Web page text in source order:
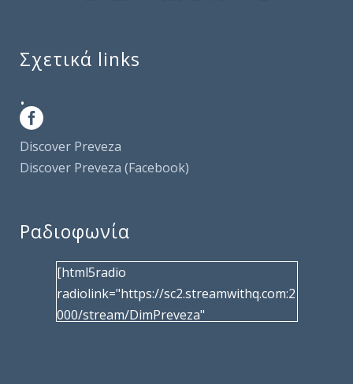
Σχετικά links
.
Discover Preveza
Discover Preveza (Facebook)
Ραδιοφωνία
[html5radio
radiolink="https://sc2.streamwithq.com:2
000/stream/DimPreveza"